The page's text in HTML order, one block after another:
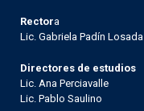
Rectora
Lic. Gabriela Padín Losada
Directores de estudios
Lic. Ana Perciavalle
Lic. Pablo Saulino